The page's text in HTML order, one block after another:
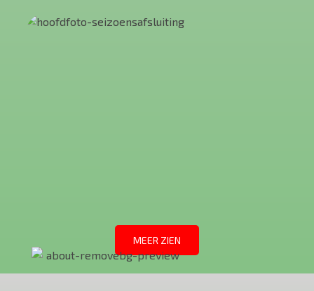
MEER ZIEN